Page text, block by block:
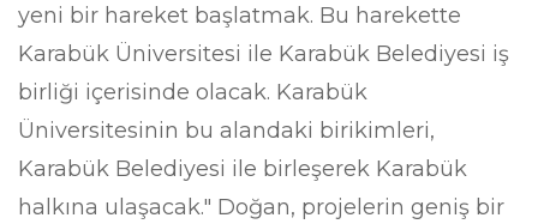
yeni bir hareket başlatmak. Bu harekette
Karabük Üniversitesi ile Karabük Belediyesi iş
birliği içerisinde olacak. Karabük
Üniversitesinin bu alandaki birikimleri,
Karabük Belediyesi ile birleşerek Karabük
halkına ulaşacak." Doğan, projelerin geniş bir